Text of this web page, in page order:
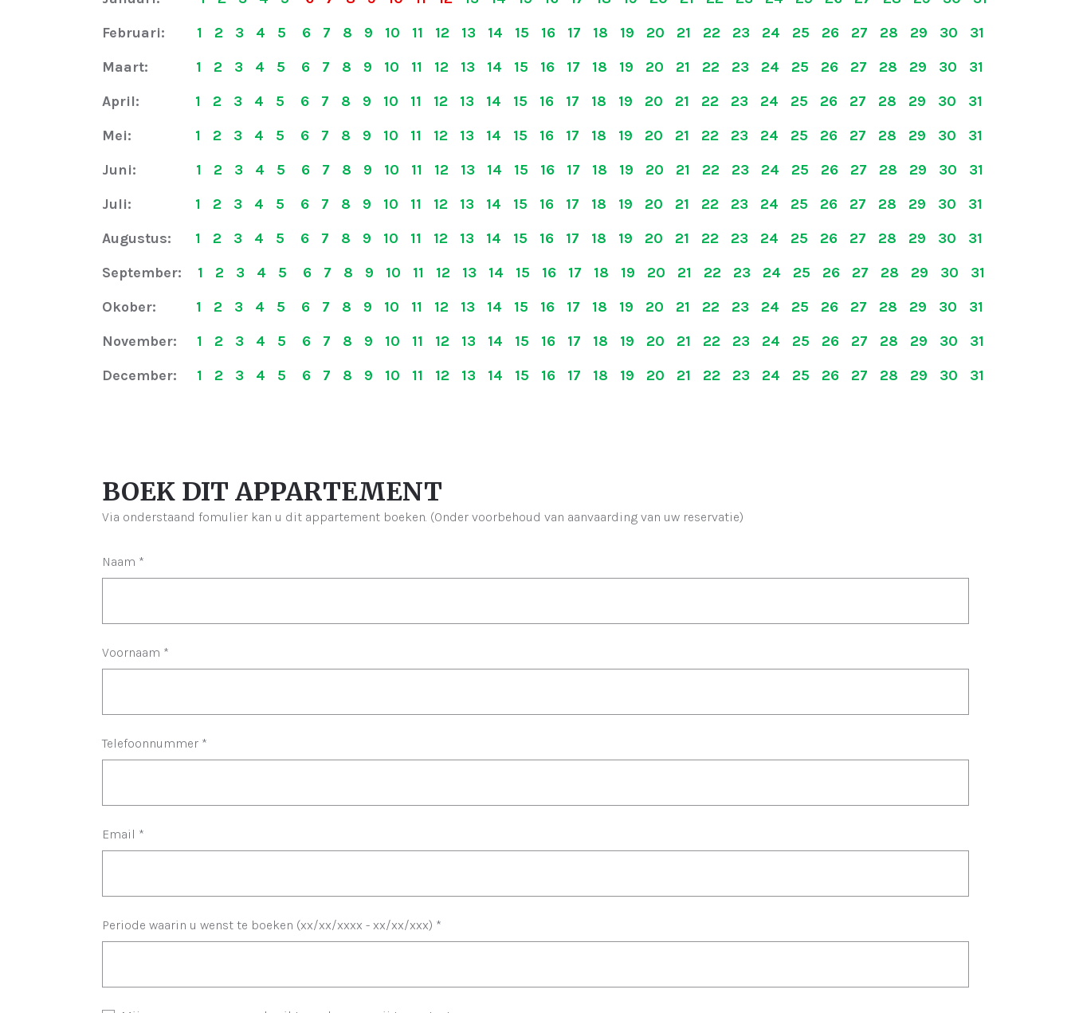
Februari: 1 2 3 4 5 6 7 8 9 10 11 12 13 14 15 16 17 18 19 20 21 22 23 24 25 26 27 28 29 30 31
Maart: 1 2 3 4 5 6 7 8 9 10 11 12 13 14 15 16 17 18 19 20 21 22 23 24 25 26 27 28 29 30 31
April: 1 2 3 4 5 6 7 8 9 10 11 12 13 14 15 16 17 18 19 20 21 22 23 24 25 26 27 28 29 30 31
Mei: 1 2 3 4 5 6 7 8 9 10 11 12 13 14 15 16 17 18 19 20 21 22 23 24 25 26 27 28 29 30 31
Juni: 1 2 3 4 5 6 7 8 9 10 11 12 13 14 15 16 17 18 19 20 21 22 23 24 25 26 27 28 29 30 31
Juli: 1 2 3 4 5 6 7 8 9 10 11 12 13 14 15 16 17 18 19 20 21 22 23 24 25 26 27 28 29 30 31
Augustus: 1 2 3 4 5 6 7 8 9 10 11 12 13 14 15 16 17 18 19 20 21 22 23 24 25 26 27 28 29 30 31
September: 1 2 3 4 5 6 7 8 9 10 11 12 13 14 15 16 17 18 19 20 21 22 23 24 25 26 27 28 29 30 31
Okober: 1 2 3 4 5 6 7 8 9 10 11 12 13 14 15 16 17 18 19 20 21 22 23 24 25 26 27 28 29 30 31
November: 1 2 3 4 5 6 7 8 9 10 11 12 13 14 15 16 17 18 19 20 21 22 23 24 25 26 27 28 29 30 31
December: 1 2 3 4 5 6 7 8 9 10 11 12 13 14 15 16 17 18 19 20 21 22 23 24 25 26 27 28 29 30 31
BOEK DIT APPARTEMENT
Via onderstaand fomulier kan u dit appartement boeken. (Onder voorbehoud van aanvaarding van uw reservatie)
Naam *
Voornaam *
Telefoonnummer *
Email *
Periode waarin u wenst te boeken (xx/xx/xxxx - xx/xx/xxx) *